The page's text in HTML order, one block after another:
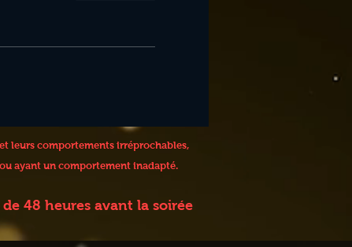
leurs comportements irréprochables,
ayant un comportement inadapté.
48 heures avant la soirée